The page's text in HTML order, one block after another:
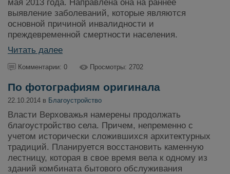
мая 2013 года. Направлена она на раннее
выявление заболеваний, которые являются
основной причиной инвалидности и
преждевременной смертности населения.
Читать далее
Комментарии: 0 Просмотры: 2702
По фотографиям оригинала
22.10.2014 в Благоустройство
Власти Верховажья намерены продолжать
благоустройство села. Причем, непременно с
учетом исторически сложившихся архитектурных
традиций. Планируется восстановить каменную
лестницу, которая в свое время вела к одному из
зданий комбината бытового обслуживания